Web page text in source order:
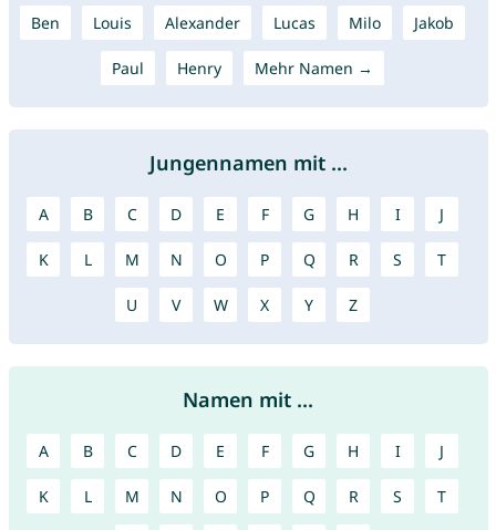
Ben Louis Alexander Lucas Milo Jakob
Paul Henry Mehr Namen →
Jungennamen mit ...
A B C D E F G H I J
K L M N O P Q R S T
U V W X Y Z
Namen mit ...
A B C D E F G H I J
K L M N O P Q R S T